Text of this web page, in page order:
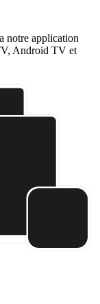
notre application
Android TV et